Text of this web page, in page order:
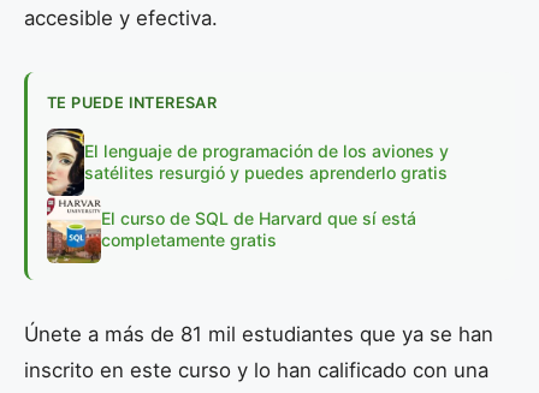
accesible y efectiva.
TE PUEDE INTERESAR
El lenguaje de programación de los aviones y
satélites resurgió y puedes aprenderlo gratis
El curso de SQL de Harvard que sí está
completamente gratis
Únete a más de 81 mil estudiantes que ya se han
inscrito en este curso y lo han calificado con una